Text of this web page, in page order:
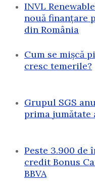
INVL
nouă finanțare
din România
Cum se mișcă
cresc temerile?
Grupul SGS
prima jumătate
Peste 3.900 de
credit Bonus
BBVA